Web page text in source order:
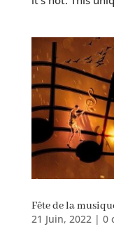
Fête de la
21 Juin, 2022 | 0